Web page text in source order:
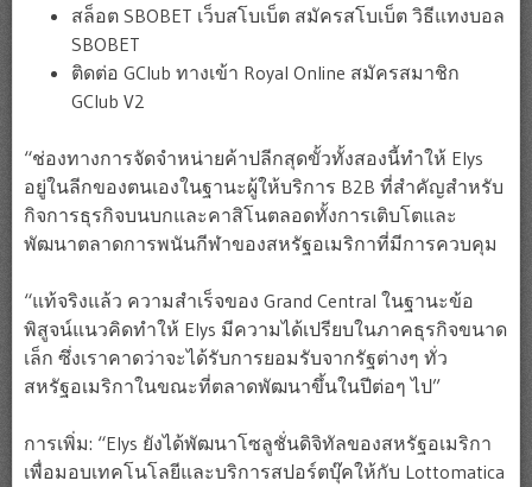
สล็อต SBOBET เว็บสโบเบ็ต สมัครสโบเบ็ต วิธีแทงบอล
SBOBET
ติดต่อ GClub ทางเข้า Royal Online สมัครสมาชิก
GClub V2
“ช่องทางการจัดจำหน่ายค้าปลีกสุดขั้วทั้งสองนี้ทำให้ Elys
อยู่ในลีกของตนเองในฐานะผู้ให้บริการ B2B ที่สำคัญสำหรับ
กิจการธุรกิจบนบกและคาสิโนตลอดทั้งการเติบโตและ
พัฒนาตลาดการพนันกีฬาของสหรัฐอเมริกาที่มีการควบคุม
“แท้จริงแล้ว ความสำเร็จของ Grand Central ในฐานะข้อ
พิสูจน์แนวคิดทำให้ Elys มีความได้เปรียบในภาคธุรกิจขนาด
เล็ก ซึ่งเราคาดว่าจะได้รับการยอมรับจากรัฐต่างๆ ทั่ว
สหรัฐอเมริกาในขณะที่ตลาดพัฒนาขึ้นในปีต่อๆ ไป”
การเพิ่ม: “Elys ยังได้พัฒนาโซลูชั่นดิจิทัลของสหรัฐอเมริกา
เพื่อมอบเทคโนโลยีและบริการสปอร์ตบุ๊คให้กับ Lottomatica